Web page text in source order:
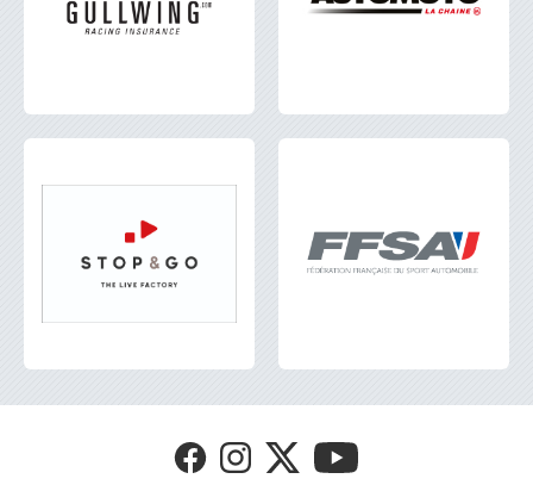
Visit
FFSA
Visit
FFSA
Visit
FFSA
Visit
FFSA